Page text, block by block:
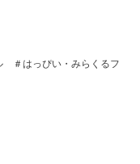
＃はっぴい・みらくるフ